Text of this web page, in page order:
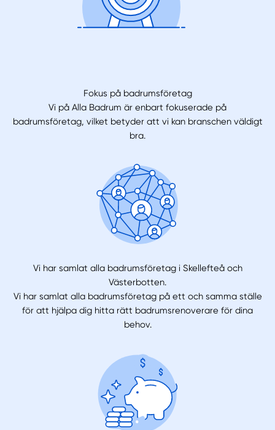
Fokus på badrumsföretag
Vi på Alla Badrum är enbart fokuserade på
badrumsföretag, vilket betyder att vi kan branschen väldigt
bra.
Vi har samlat alla badrumsföretag i Skellefteå och
Västerbotten.
Vi har samlat alla badrumsföretag på ett och samma ställe
för att hjälpa dig hitta rätt badrumsrenoverare för dina
behov.